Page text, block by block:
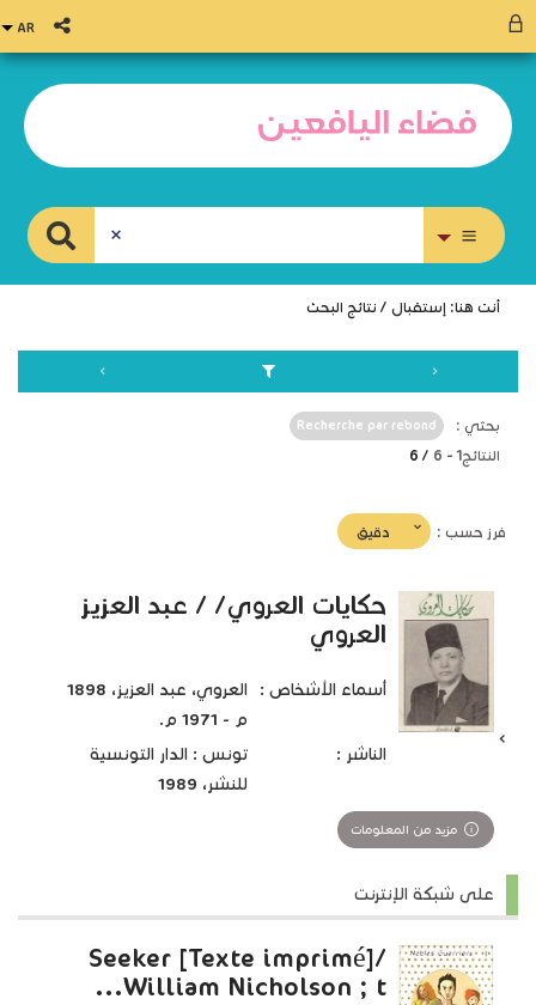
أنت هنا: إستقبال / نتائج البحث
بحثي : Recherche par rebond
النتائج1
-
6
/ 6
فرز حسب : (imediatدقيق
حكايات العروي/ / عبد العزيز
العروي
أسماء الأشخاص :
العروي، عبد العزيز، 1898
م - 1971 م.
الناشر :
تونس : الدار التونسية
للنشر، 1989
مزيد من المعلومات
على شبكة الإنترنت
Seeker [Texte imprimé]/
William Nicholson ; t...